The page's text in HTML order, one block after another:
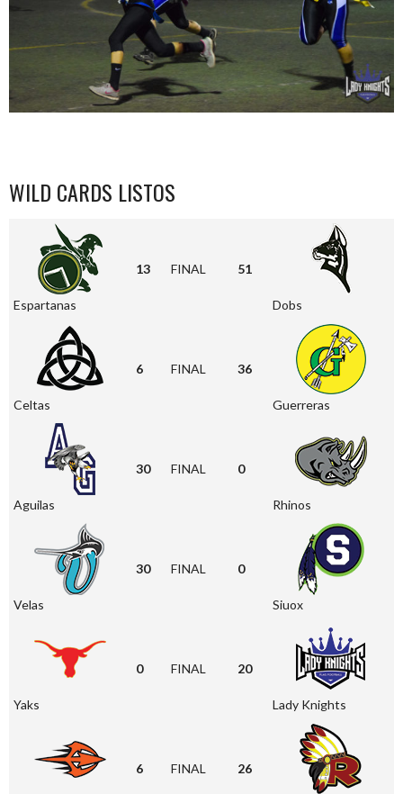
WILD CARDS LISTOS
Espartanas
13 FINAL 51
Dobs
Celtas
6 FINAL 36
Guerreras
Aguilas
30 FINAL 0
Rhinos
Velas
30 FINAL 0
Siuox
Yaks
0 FINAL 20
Lady Knights
6 FINAL 26